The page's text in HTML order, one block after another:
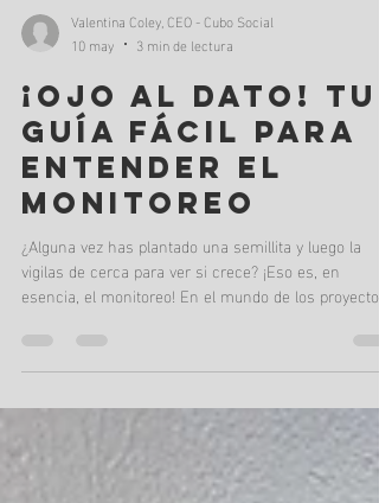
Valentina Coley, CEO - Cubo Social
¡OJO AL DATO! TU
GUÍA FÁCIL PARA
ENTENDER EL
MONITOREO